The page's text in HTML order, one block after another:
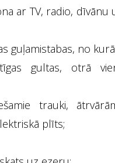
ar TV, radio, dīvānu
guļamistabas, no
gultas, otrā
trauki,
plīts;